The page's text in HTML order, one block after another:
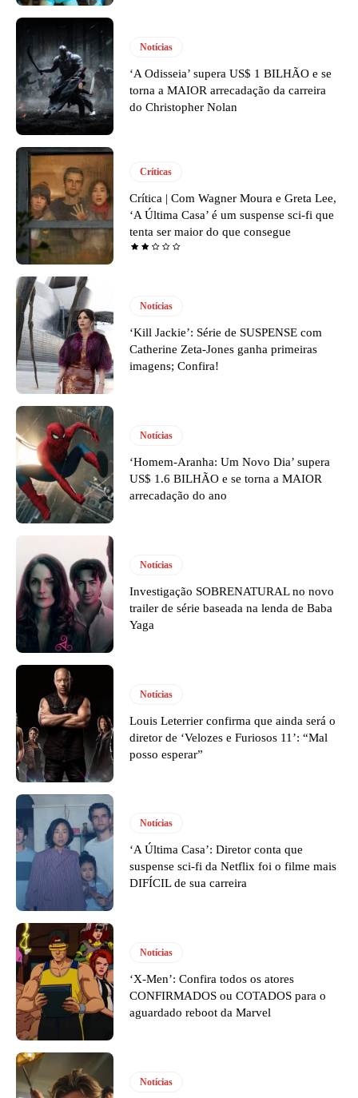
Notícias
‘A Odisseia’ supera US$ 1 BILHÃO e se
torna a MAIOR arrecadação da carreira
do Christopher Nolan
Críticas
Crítica | Com Wagner Moura e Greta Lee,
‘A Última Casa’ é um suspense sci-fi que
tenta ser maior do que consegue
Notícias
‘Kill Jackie’: Série de SUSPENSE com
Catherine Zeta-Jones ganha primeiras
imagens; Confira!
Notícias
‘Homem-Aranha: Um Novo Dia’ supera
US$ 1.6 BILHÃO e se torna a MAIOR
arrecadação do ano
Notícias
Investigação SOBRENATURAL no novo
trailer de série baseada na lenda de Baba
Yaga
Notícias
Louis Leterrier confirma que ainda será o
diretor de ‘Velozes e Furiosos 11’: “Mal
posso esperar”
Notícias
‘A Última Casa’: Diretor conta que
suspense sci-fi da Netflix foi o filme mais
DIFÍCIL de sua carreira
Notícias
‘X-Men’: Confira todos os atores
CONFIRMADOS ou COTADOS para o
aguardado reboot da Marvel
Notícias